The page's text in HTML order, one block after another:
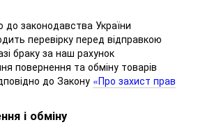
до законодавства України
перевірку перед відправкою
браку за наш рахунок
повернення та обміну товарів
до Закону «Про захист прав
і обміну